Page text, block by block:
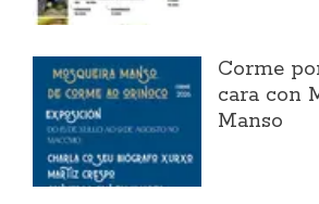
Corme
cara con
Manso